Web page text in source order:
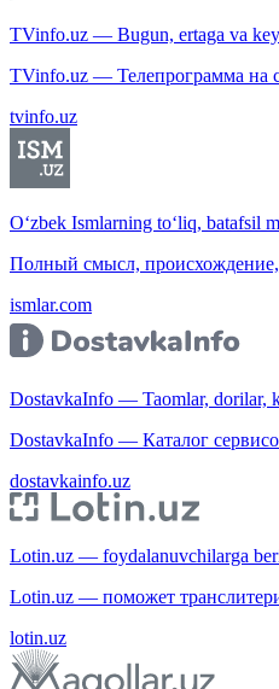
TVinfo.uz — Bugun, ertaga va
TVinfo.uz — Телепрограмма на
tvinfo.uz
O‘zbek Ismlarning to‘liq, batafsil
Полный смысл,
ismlar.com
DostavkaInfo — Taomlar, dorilar,
DostavkaInfo — Каталог
dostavkainfo.uz
Lotin.uz — foydalanuvchilarga
Lotin.uz — поможет
lotin.uz